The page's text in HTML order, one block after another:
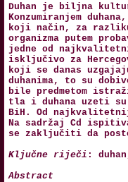
Duhan je biljna
Konzumiranjem
koji način, za
organizma putem
jedne od
isključivo za
koji se danas
duhanima, to su
bile predmetom
tla i duhana uzeti
BiH. Od
Na sadržaj Cd
se zaključiti da
Ključne riječi :
Abstract